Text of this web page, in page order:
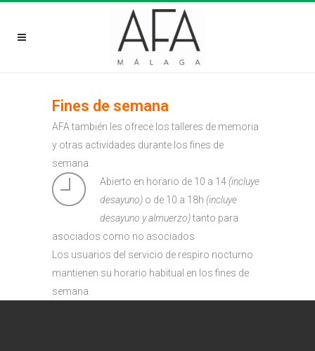
Fines de semana
AFA también les ofrece los talleres de memoria
y otras actividades durante los fines de
semana.
Abierto en horario de 10 a 14(incluye
desayuno) o de 10 a 18h (incluye
desayuno y almuerzo)tanto para
asociados como no asociados
Los usuarios del servicio de respiro nocturno
mantienen su horario habitual en los fines de
semana.